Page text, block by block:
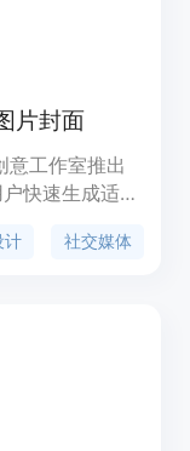
片封面
意工作室推出
快速生成适合
即使是设计新
计 社交媒体